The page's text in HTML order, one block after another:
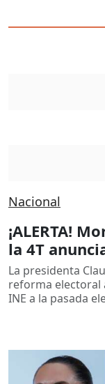
Nacional
¡ALERTA!
la 4T
La presidenta
reforma electoral
INE a la pasada